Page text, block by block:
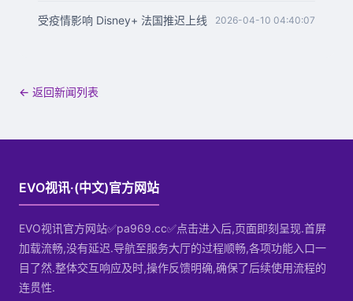
受疫情影响 Disney+ 法国推迟上线 2026-04-10 04:40:07
← 返回新闻列表
EVO视讯·(中文)官方网站
EVO视讯官方网站✅pa969.cc✅点击进入后,页面即刻呈现.首屏
加载流畅,没有延迟.导航至服务大厅的过程顺畅,各项功能入口一
目了然.整体交互响应及时,操作反馈明确,确保了后续使用流程的
连贯性.